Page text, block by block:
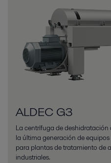
ALDEC G3
La centrífuga de
la última generación de
para plantas de tratamiento de
industriales.